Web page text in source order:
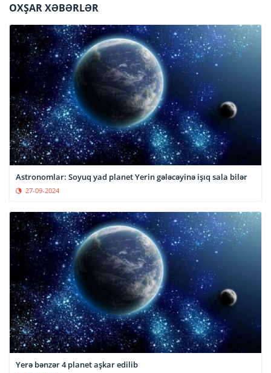
OXŞAR XƏBƏRLƏR
Astronomlar: Soyuq yad planet Yerin gələcəyinə işıq sala bilər
27-09-2024
Yerə bənzər 4 planet aşkar edilib